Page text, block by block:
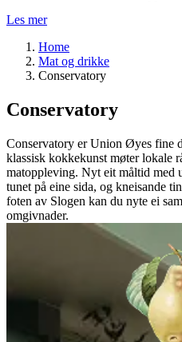
Les mer
Home
Mat og drikke
Conservatory
Conservatory
Conservatory er Union Øyes fine
klassisk kokkekunst møter lokale
matoppleving. Nyt eit måltid med
tunet på eine sida, og kneisande
foten av Slogen kan du nyte ei
omgivnader.